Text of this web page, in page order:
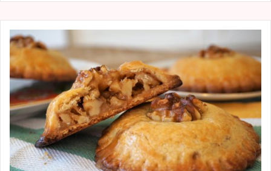
b
o
o
k
s
A
p
p
es
t
er